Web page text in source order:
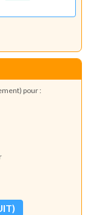
pour :